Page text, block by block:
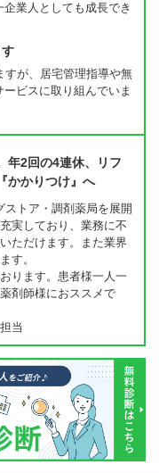
業人としても成長でき
すが、居宅管理指導や無
ビスに取り組んでいま
年2回の4連休、リフ
かかりつけ』へ
トア・調剤薬局を展開
実しており、業務に不
ただけます。また業界
す。
ります。患者様一人一
剤師様におススメで
当